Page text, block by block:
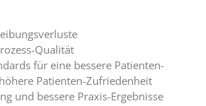
Qualität
für eine bessere Patienten-
Patienten-Zufriedenheit
und bessere Praxis-Ergebnisse